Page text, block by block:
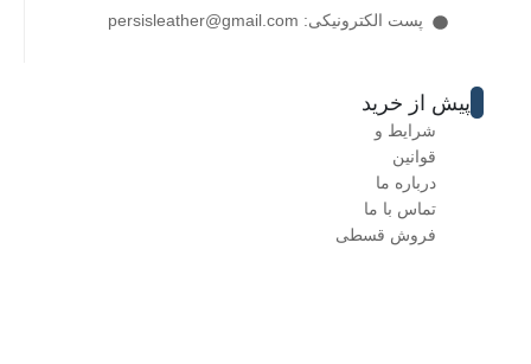
پست الکترونیکی: persisleather@gmail.com
پیش از خرید
شرایط و
قوانین
درباره ما
تماس با ما
فروش قسطی